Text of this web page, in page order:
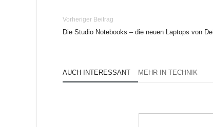
Vorheriger Beitrag
Die Studio Notebooks – die neuen Laptops von Dell
AUCH INTERESSANT MEHR IN TECHNIK